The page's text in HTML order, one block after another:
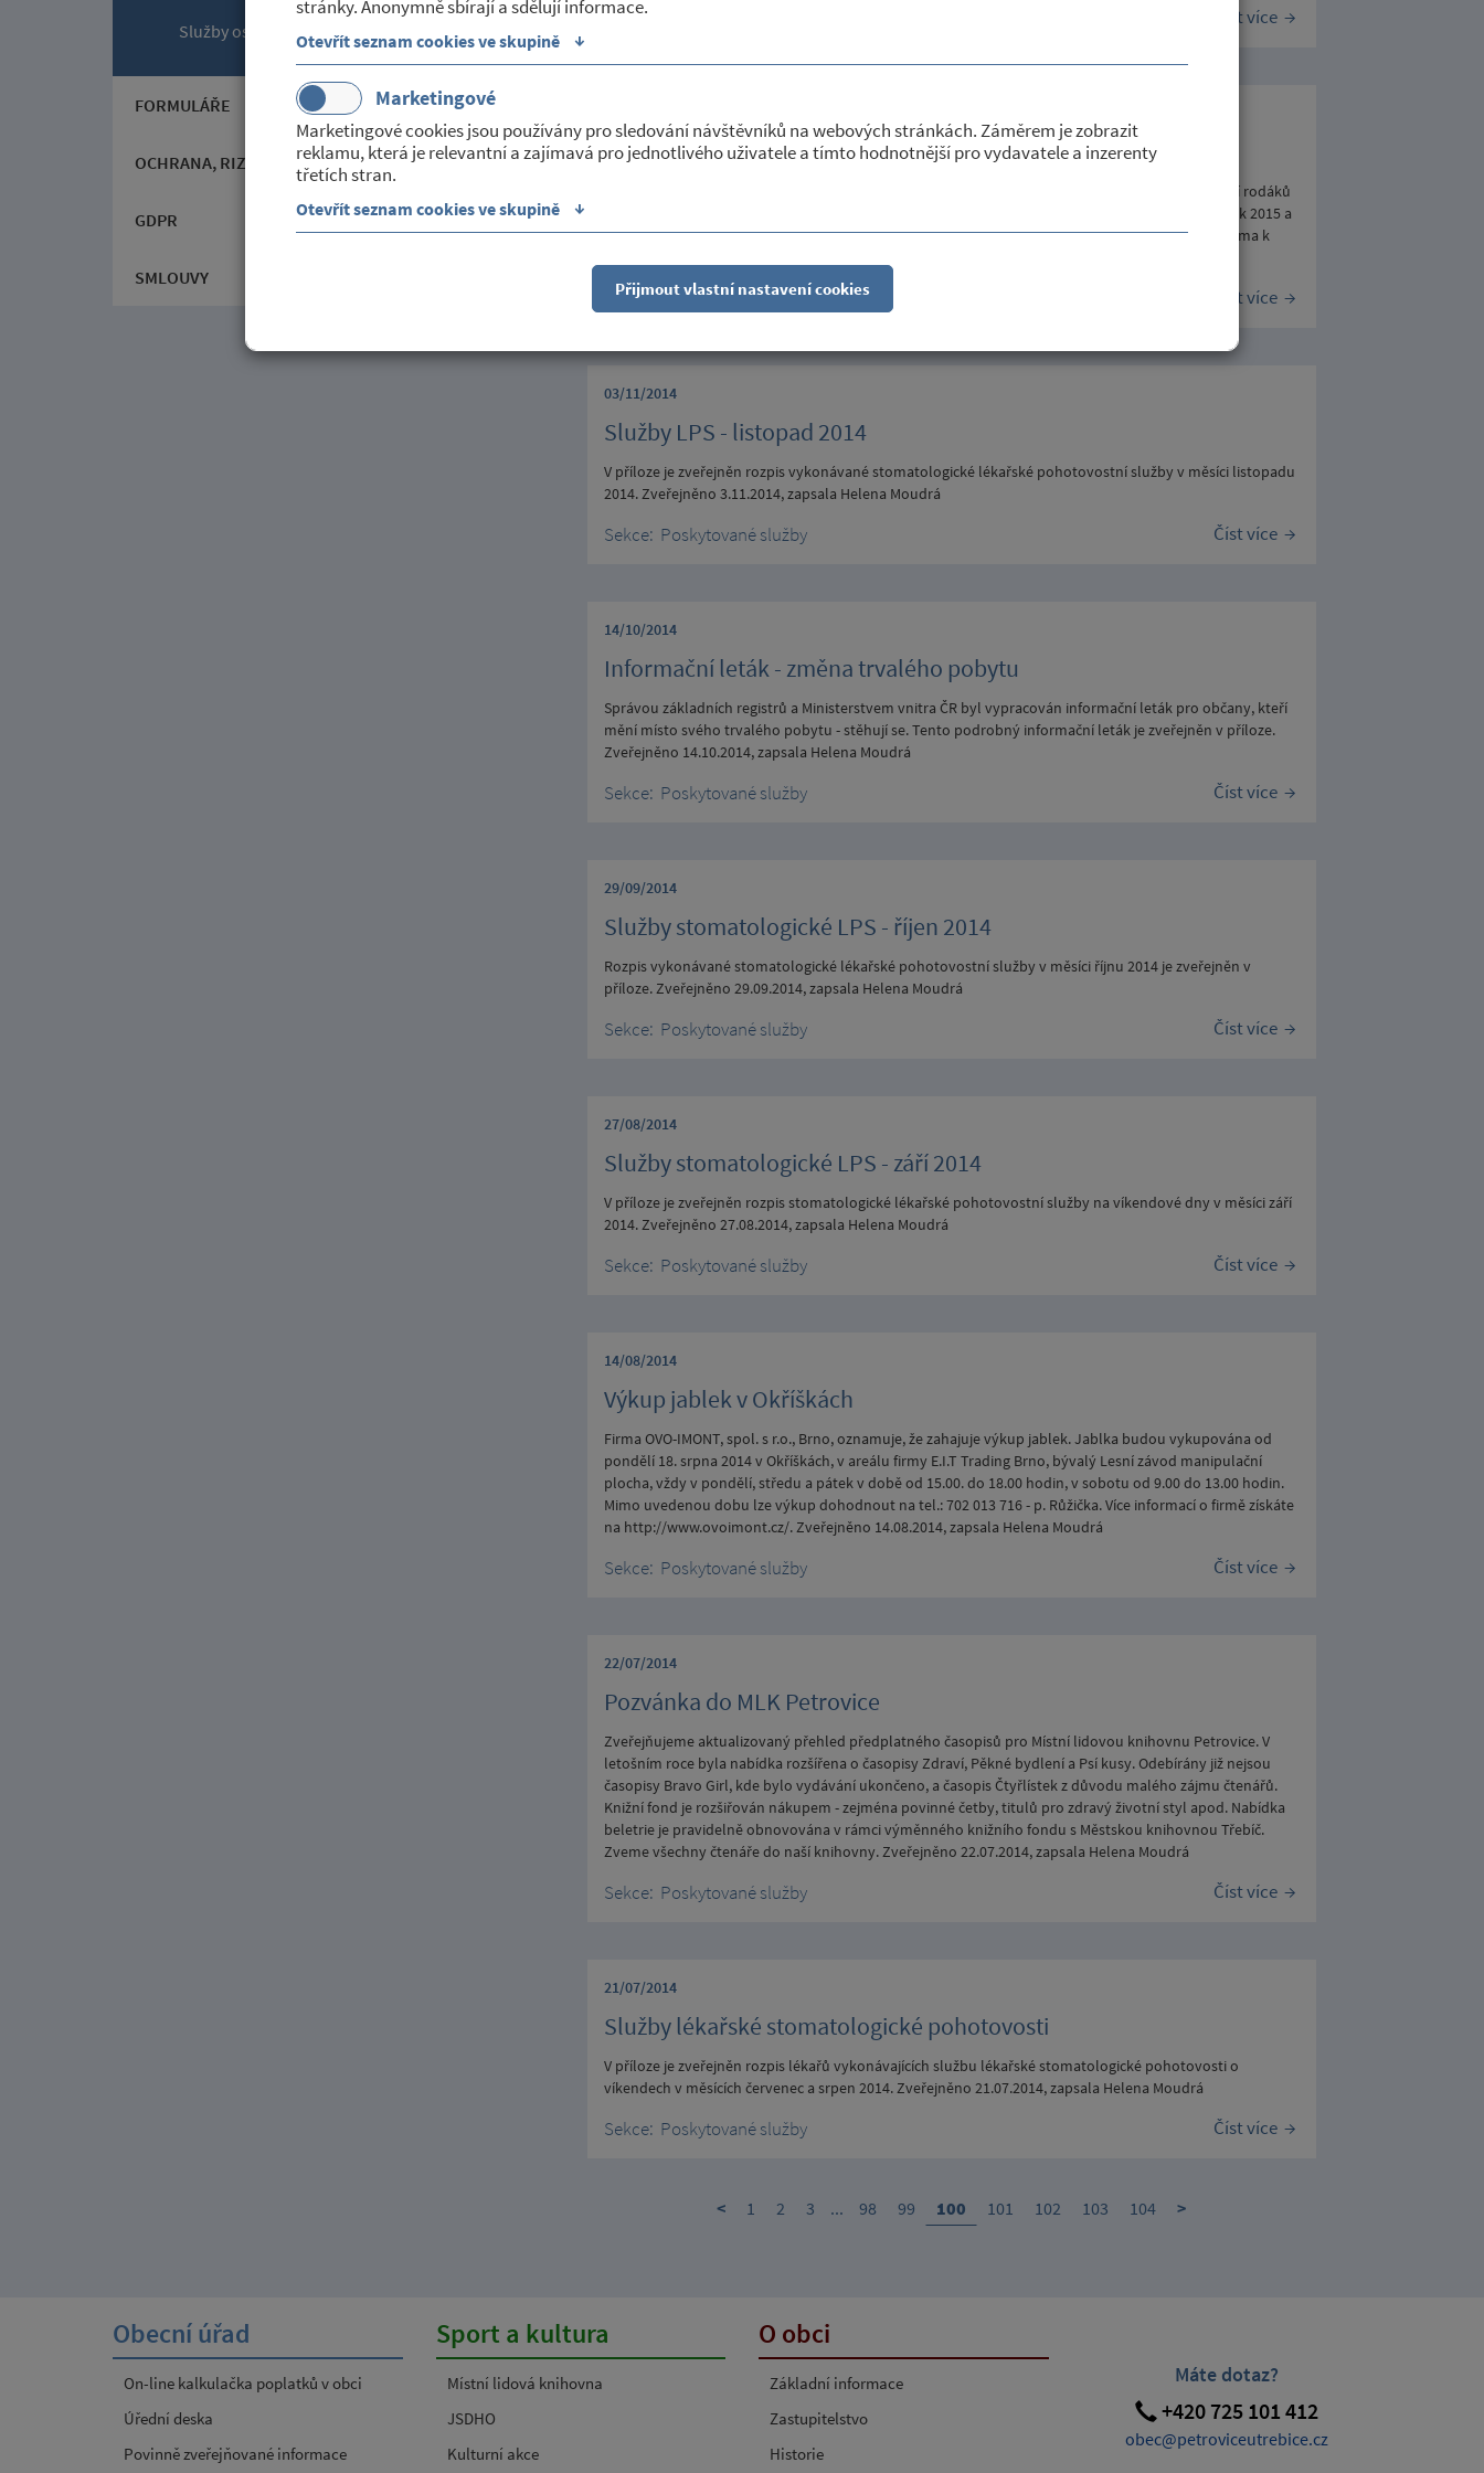
stránky. Anonymně sbírají a sdělují informace.
Otevřít seznam cookies ve skupině ↓
Marketingové
Marketingové cookies jsou používány pro sledování návštěvníků na webových stránkách. Záměrem je zobrazit
reklamu, která je relevantní a zajímavá pro jednotlivého uživatele a tímto hodnotnější pro vydavatele a inzerenty
třetích stran.
Otevřít seznam cookies ve skupině ↓
Přijmout vlastní nastavení cookies
Služby ostatní
FORMULÁŘE
OCHRANA, RIZIKA A NEBEZPEČÍ
GDPR
SMLOUVY
Sekce: Číst více
Nabídka kalendářů a pamětních mincí obce
U příležitosti oslav výročí 790 let první písemné zmínky o obci Petrovice a tím spojeného "Setkání rodáků
a občanů obce Petrovice" konaného dne 6.9.2014 byly vydány kalendáře (1 list formátu A3) na rok 2015 a
pamětní mince. Případným zájemcům o tyto upomínkové předměty sdělujeme, že tyto jsou zdarma k
Sekce:Poskytované služby Číst více
03/11/2014
Služby LPS - listopad 2014
V příloze je zveřejněn rozpis vykonávané stomatologické lékařské pohotovostní služby v měsíci listopadu
2014. Zveřejněno 3.11.2014, zapsala Helena Moudrá
Sekce: Poskytované služby Číst více
14/10/2014
Informační leták - změna trvalého pobytu
Správou základních registrů a Ministerstvem vnitra ČR byl vypracován informační leták pro občany, kteří
mění místo svého trvalého pobytu - stěhují se. Tento podrobný informační leták je zveřejněn v příloze.
Zveřejněno 14.10.2014, zapsala Helena Moudrá
Sekce: Poskytované služby Číst více
29/09/2014
Služby stomatologické LPS - říjen 2014
Rozpis vykonávané stomatologické lékařské pohotovostní služby v měsíci říjnu 2014 je zveřejněn v
příloze. Zveřejněno 29.09.2014, zapsala Helena Moudrá
Sekce: Poskytované služby Číst více
27/08/2014
Služby stomatologické LPS - září 2014
V příloze je zveřejněn rozpis stomatologické lékařské pohotovostní služby na víkendové dny v měsíci září
2014. Zveřejněno 27.08.2014, zapsala Helena Moudrá
Sekce: Poskytované služby Číst více
14/08/2014
Výkup jablek v Okříškách
Firma OVO-IMONT, spol. s r.o., Brno, oznamuje, že zahajuje výkup jablek. Jablka budou vykupována od
pondělí 18. srpna 2014 v Okříškách, v areálu firmy E.I.T Trading Brno, bývalý Lesní závod manipulační
plocha, vždy v pondělí, středu a pátek v době od 15.00. do 18.00 hodin, v sobotu od 9.00 do 13.00 hodin.
Mimo uvedenou dobu lze výkup dohodnout na tel.: 702 013 716 - p. Růžička. Více informací o firmě získáte
na http://www.ovoimont.cz/. Zveřejněno 14.08.2014, zapsala Helena Moudrá
Sekce: Poskytované služby Číst více
22/07/2014
Pozvánka do MLK Petrovice
Zveřejňujeme aktualizovaný přehled předplatného časopisů pro Místní lidovou knihovnu Petrovice. V
letošním roce byla nabídka rozšířena o časopisy Zdraví, Pěkné bydlení a Psí kusy. Odebírány již nejsou
časopisy Bravo Girl, kde bylo vydávání ukončeno, a časopis Čtyřlístek z důvodu malého zájmu čtenářů.
Knižní fond je rozšiřován nákupem - zejména povinné četby, titulů pro zdravý životní styl apod. Nabídka
beletrie je pravidelně obnovována v rámci výměnného knižního fondu s Městskou knihovnou Třebíč.
Zveme všechny čtenáře do naší knihovny. Zveřejněno 22.07.2014, zapsala Helena Moudrá
Sekce: Poskytované služby Číst více
21/07/2014
Služby lékařské stomatologické pohotovosti
V příloze je zveřejněn rozpis lékařů vykonávajících službu lékařské stomatologické pohotovosti o
víkendech v měsících červenec a srpen 2014. Zveřejněno 21.07.2014, zapsala Helena Moudrá
Sekce: Poskytované služby Číst více
< 1 2 3 ... 98 99 100 101 102 103 104 >
Obecní úřad
On-line kalkulačka poplatků v obci
Úřední deska
Povinně zveřejňované informace
Sport a kultura
Místní lidová knihovna
JSDHO
Kulturní akce
O obci
Základní informace
Zastupitelstvo
Historie
Máte dotaz?
+420 725 101 412
obec@petroviceutrebice.cz